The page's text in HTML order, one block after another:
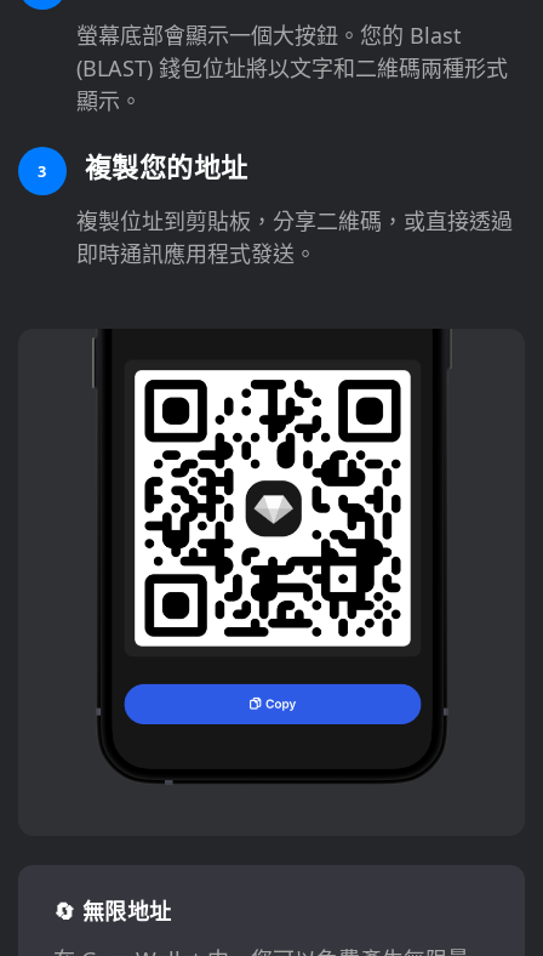
螢幕底部會顯示一個大按鈕。您的 Blast
(BLAST) 錢包位址將以文字和二維碼兩種形式
顯示。
3 複製您的地址
複製位址到剪貼板，分享二維碼，或直接透過
即時通訊應用程式發送。
🔄 無限地址